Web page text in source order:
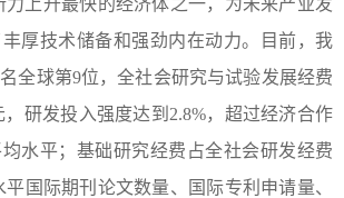
力上升最快的经济体之一，为未来产业发
厚技术储备和强劲内在动力。目前，我
全球第9位，全社会研究与试验发展经费
研发投入强度达到2.8%，超过经济合作
水平；基础研究经费占全社会研发经费
平国际期刊论文数量、国际专利申请量、